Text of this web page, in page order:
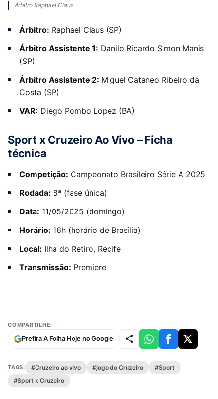
Árbitro Raphael Claus
Árbitro: Raphael Claus (SP)
Árbitro Assistente 1: Danilo Ricardo Simon Manis
(SP)
Árbitro Assistente 2: Miguel Cataneo Ribeiro da
Costa (SP)
VAR: Diego Pombo Lopez (BA)
Sport x Cruzeiro Ao Vivo – Ficha
técnica
Competição: Campeonato Brasileiro Série A 2025
Rodada: 8ª (fase única)
Data: 11/05/2025 (domingo)
Horário: 16h (horário de Brasília)
Local: Ilha do Retiro, Recife
Transmissão: Premiere
COMPARTILHE:
Prefira A Folha Hoje no Google
TAGS: #Cruzeiro ao vivo #jogo do Cruzeiro
#Sport
#Sport x Cruzeiro